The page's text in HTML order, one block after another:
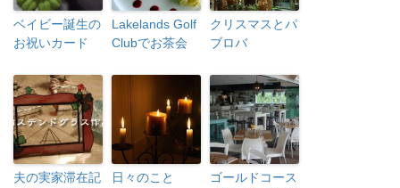
ベイビー誕生の
お祝いカード
Lakelands Golf
Clubでお茶会
クリスマスとパ
ブロバ
夫の実家滞在記
日々のこと
ゴールドコース